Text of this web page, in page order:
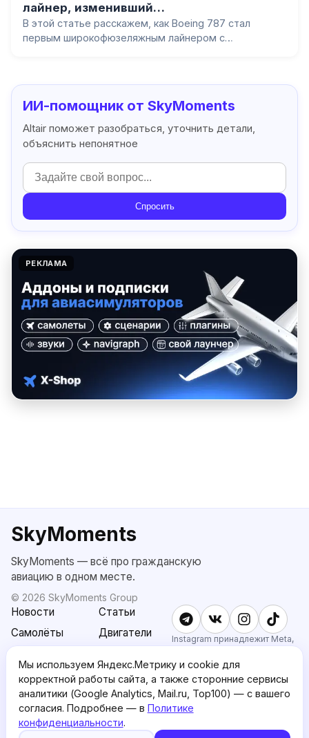
лайнер, изменивший
дальнемагистральную авиацию
В этой статье расскажем, как Boeing 787 стал
первым широкофюзеляжным лайнером с
ИИ-помощник от SkyMoments
Altair поможет разобраться, уточнить детали,
объяснить непонятное
Спросить
РЕКЛАМА
5
SkyMoments
SkyMoments — всё про гражданскую
авиацию в одном месте.
© 2026 SkyMoments Group
Новости
Статьи
Самолёты
Двигатели
AI: Altair
SkyMoments
Pro
О проекте
Пользовательское
соглашение
Instagram принадлежит Meta,
признанной экстремистской и
запрещённой в РФ.
Мы используем Яндекс.Метрику и cookie для
корректной работы сайта, а также сторонние сервисы
аналитики (Google Analytics, Mail.ru, Top100) — с вашего
согласия. Подробнее — в Политике
конфиденциальности.